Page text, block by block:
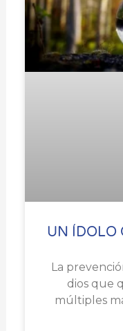
UN ÍDOLO
La
dios que
múltiples